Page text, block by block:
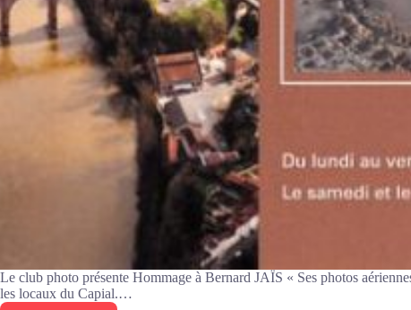
Le club photo présente Hommage à Bernard JAÏS « Ses photos
les locaux du Capial.…